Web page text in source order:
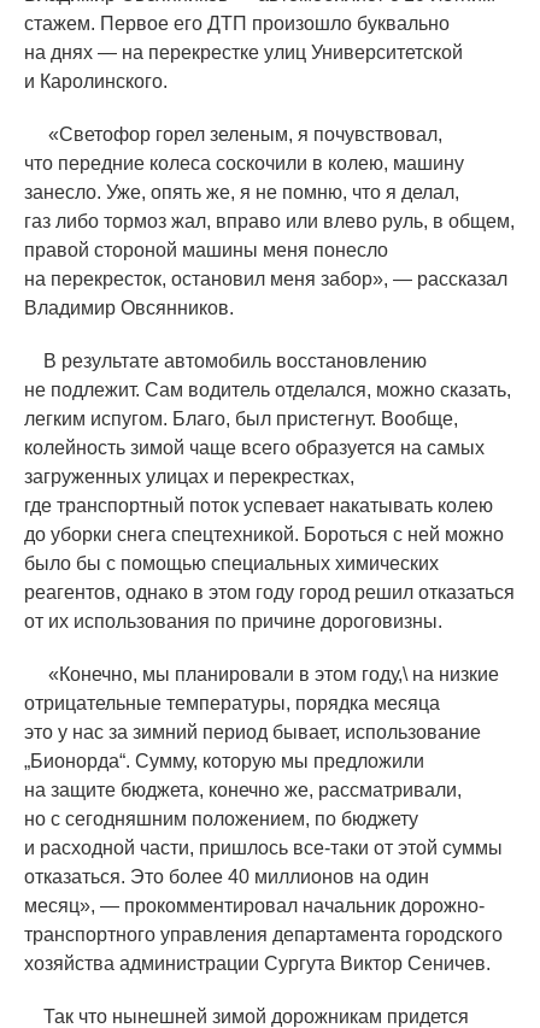
стажем. Первое его ДТП произошло буквально
на днях — на перекрестке улиц Университетской
и Каролинского.
«Светофор горел зеленым, я почувствовал,
что передние колеса соскочили в колею, машину
занесло. Уже, опять же, я не помню, что я делал,
газ либо тормоз жал, вправо или влево руль, в общем,
правой стороной машины меня понесло
на перекресток, остановил меня забор», — рассказал
Владимир Овсянников.
В результате автомобиль восстановлению
не подлежит. Сам водитель отделался, можно сказать,
легким испугом. Благо, был пристегнут. Вообще,
колейность зимой чаще всего образуется на самых
загруженных улицах и перекрестках,
где транспортный поток успевает накатывать колею
до уборки снега спецтехникой. Бороться с ней можно
было бы с помощью специальных химических
реагентов, однако в этом году город решил отказаться
от их использования по причине дороговизны.
«Конечно, мы планировали в этом году,\ на низкие
отрицательные температуры, порядка месяца
это у нас за зимний период бывает, использование
„Бионорда“. Сумму, которую мы предложили
на защите бюджета, конечно же, рассматривали,
но с сегодняшним положением, по бюджету
и расходной части, пришлось все-таки от этой суммы
отказаться. Это более 40 миллионов на один
месяц», — прокомментировал начальник дорожно-
транспортного управления департамента городского
хозяйства администрации Сургута Виктор Сеничев.
Так что нынешней зимой дорожникам придется